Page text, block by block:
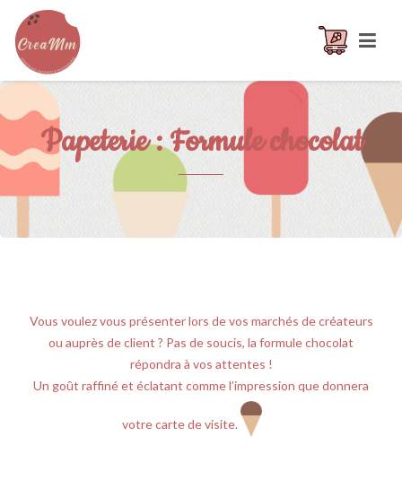
Papeterie : Formule chocolat
Vous voulez vous présenter lors de vos marchés de créateurs
ou auprès de client ? Pas de soucis, la formule chocolat
répondra à vos attentes !
Un goût raffiné et éclatant comme l’impression que donnera
votre carte de visite.